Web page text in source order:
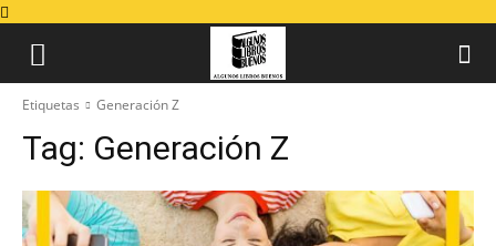
Etiquetas Generación Z
Tag: Generación Z